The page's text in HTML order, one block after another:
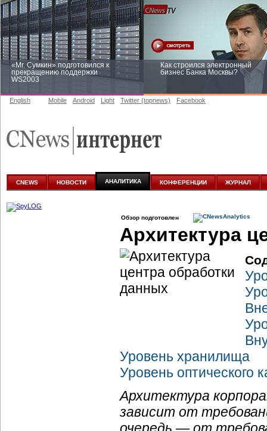
«Mr. Сумкин» подготовился к
прекращению поддержки
WS2003
Как строился электронный
бизнес Банка Москвы?
аналитике
English Mobile Android Light Twitter (topnews) Facebook
CNEWS НОВОСТИ АНАЛИТИКА КОНФЕРЕНЦИИ ЖУРНАЛ
Обзор подготовлен
Архитектура
Уровень хранилища
Уровень оптического
Архитектура
зависит от